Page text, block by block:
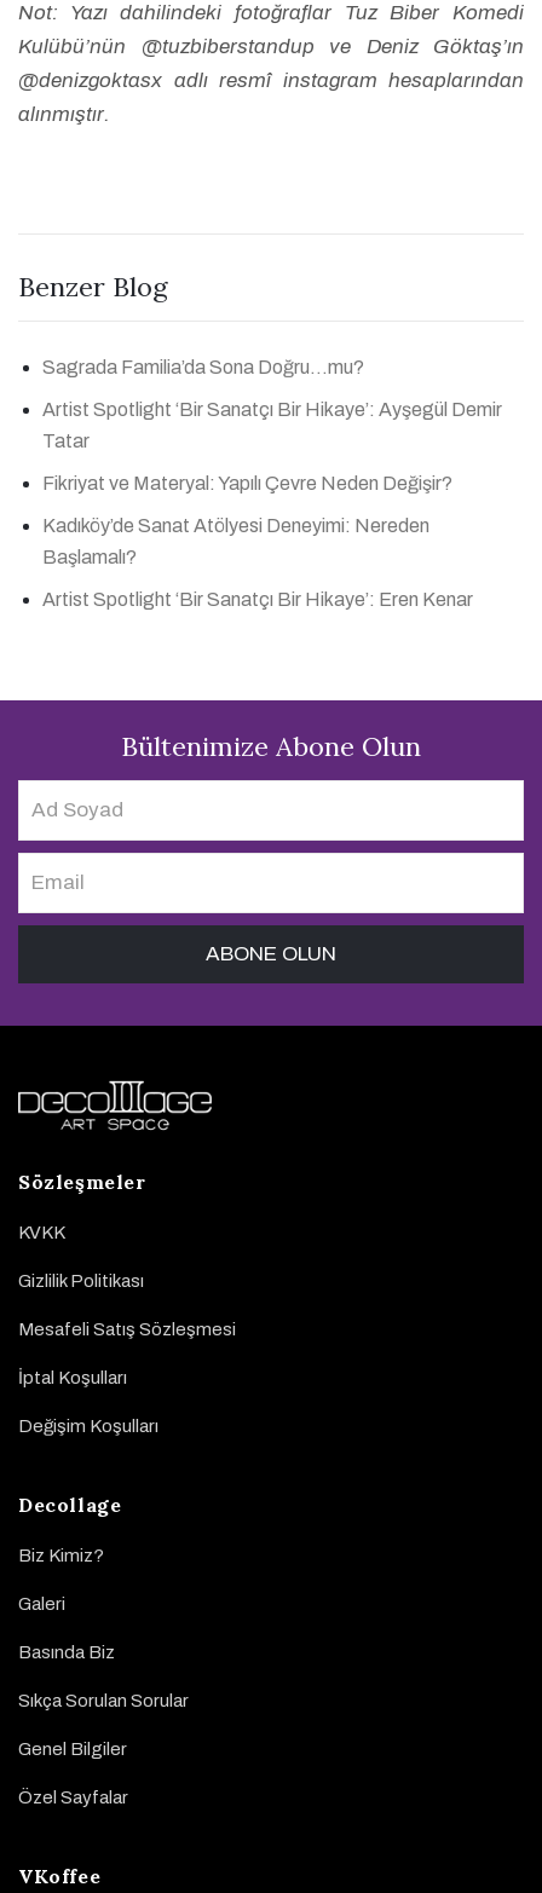
Not: Yazı dahilindeki fotoğraflar Tuz Biber Komedi
Kulübü’nün @tuzbiberstandup ve Deniz Göktaş’ın
@denizgoktasx adlı resmî instagram hesaplarından
alınmıştır.
Benzer Blog
Sagrada Familia’da Sona Doğru…mu?
Artist Spotlight ‘Bir Sanatçı Bir Hikaye’: Ayşegül Demir
Tatar
Fikriyat ve Materyal: Yapılı Çevre Neden Değişir?
Kadıköy’de Sanat Atölyesi Deneyimi: Nereden
Başlamalı?
Artist Spotlight ‘Bir Sanatçı Bir Hikaye’: Eren Kenar
Bültenimize Abone Olun
Sözleşmeler
KVKK
Gizlilik Politikası
Mesafeli Satış Sözleşmesi
İptal Koşulları
Değişim Koşulları
Decollage
Biz Kimiz?
Galeri
Basında Biz
Sıkça Sorulan Sorular
Genel Bilgiler
Özel Sayfalar
VKoffee